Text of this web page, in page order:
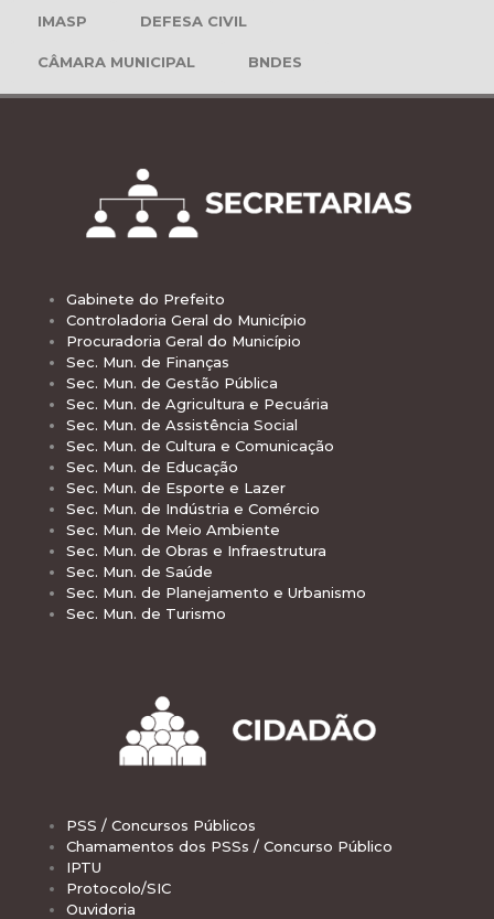
IMASP DEFESA CIVIL
CÂMARA MUNICIPAL BNDES
Gabinete do Prefeito
Controladoria Geral do Município
Procuradoria Geral do Município
Sec. Mun. de Finanças
Sec. Mun. de Gestão Pública
Sec. Mun. de Agricultura e Pecuária
Sec. Mun. de Assistência Social
Sec. Mun. de Cultura e Comunicação
Sec. Mun. de Educação
Sec. Mun. de Esporte e Lazer
Sec. Mun. de Indústria e Comércio
Sec. Mun. de Meio Ambiente
Sec. Mun. de Obras e Infraestrutura
Sec. Mun. de Saúde
Sec. Mun. de Planejamento e Urbanismo
Sec. Mun. de Turismo
PSS / Concursos Públicos
Chamamentos dos PSSs / Concurso Público
IPTU
Protocolo/SIC
Ouvidoria